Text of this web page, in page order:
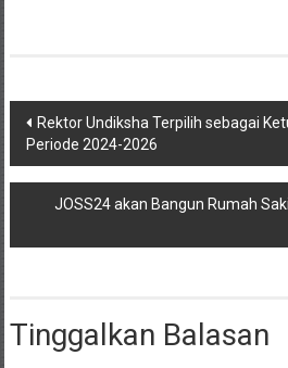
Navigasi
pos
Rektor Undiksha Terpilih sebagai
Periode 2024-2026
JOSS24 akan Bangun Rumah
Tinggalkan Balasan